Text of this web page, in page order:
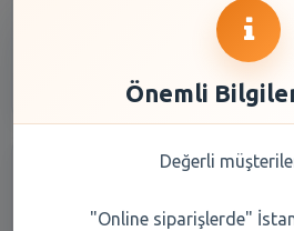
Önemli
Değerli
"Online siparişlerde"